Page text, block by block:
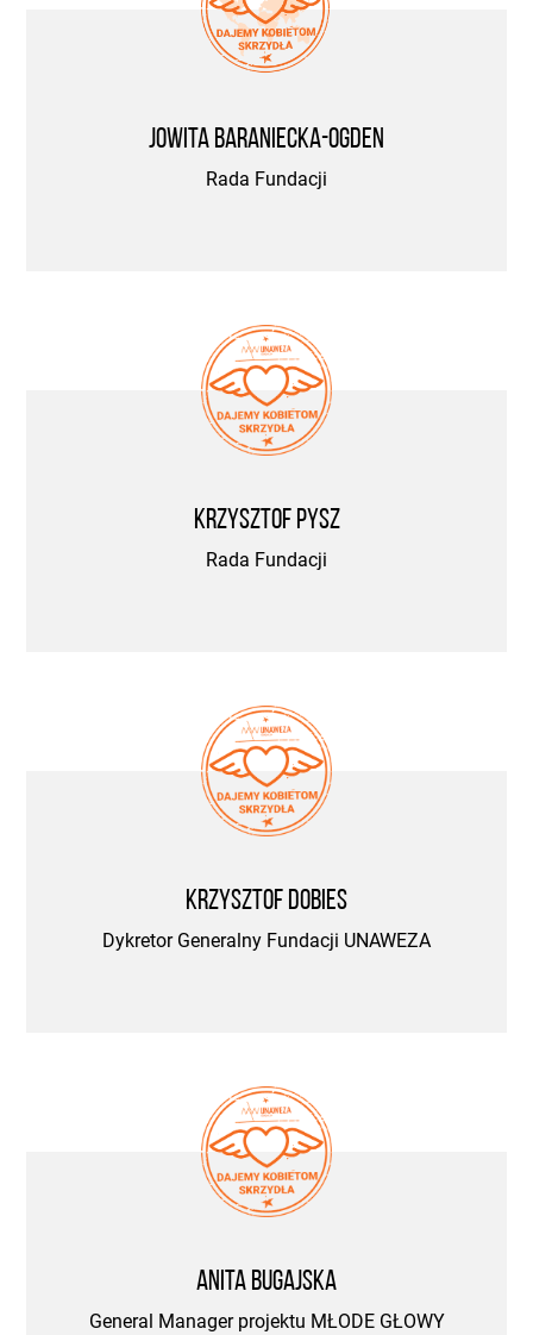
Jowita Baraniecka-Ogden
Rada Fundacji
Krzysztof Pysz
Rada Fundacji
Krzysztof Dobies
Dykretor Generalny Fundacji UNAWEZA
Anita Bugajska
General Manager projektu MŁODE GŁOWY